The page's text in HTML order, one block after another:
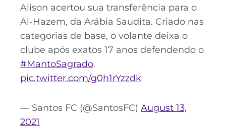
Alison acertou sua transferência para o
Al-Hazem, da Arábia Saudita. Criado nas
categorias de base, o volante deixa o
clube após exatos 17 anos defendendo o
#MantoSagrado.
pic.twitter.com/g0h1rYzzdk
— Santos FC (@SantosFC) August 13,
2021